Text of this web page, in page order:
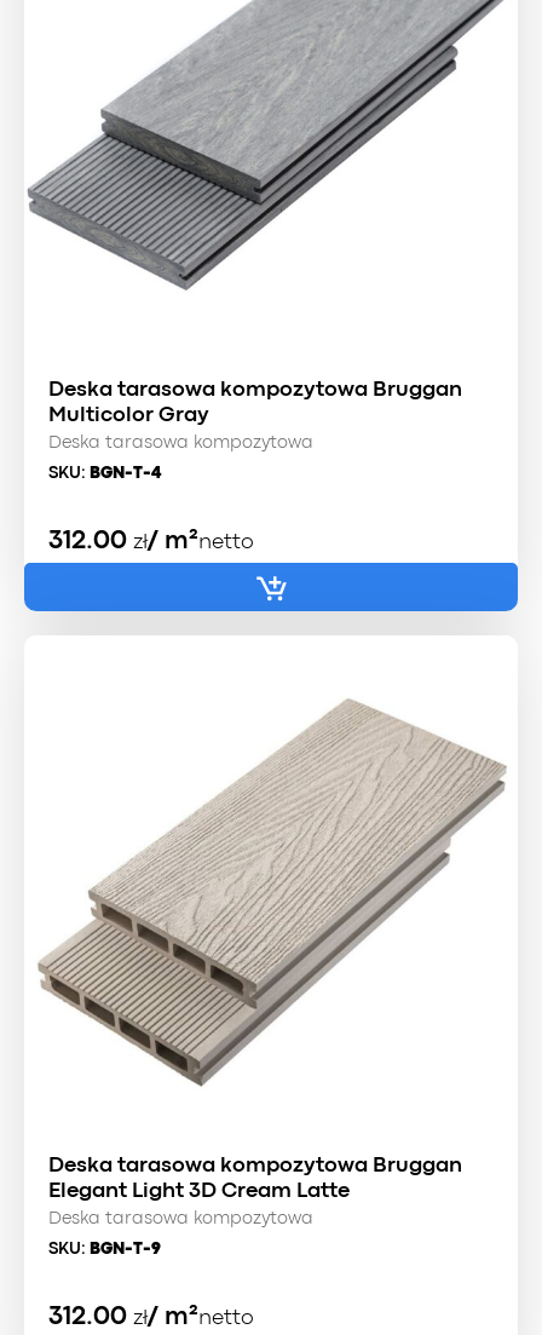
Deska tarasowa kompozytowa Bruggan
Multicolor Gray
Deska tarasowa kompozytowa
SKU: BGN-T-4
312.00 zł/ m²netto
Deska tarasowa kompozytowa Bruggan
Elegant Light 3D Cream Latte
Deska tarasowa kompozytowa
SKU: BGN-T-9
312.00 zł/ m²netto